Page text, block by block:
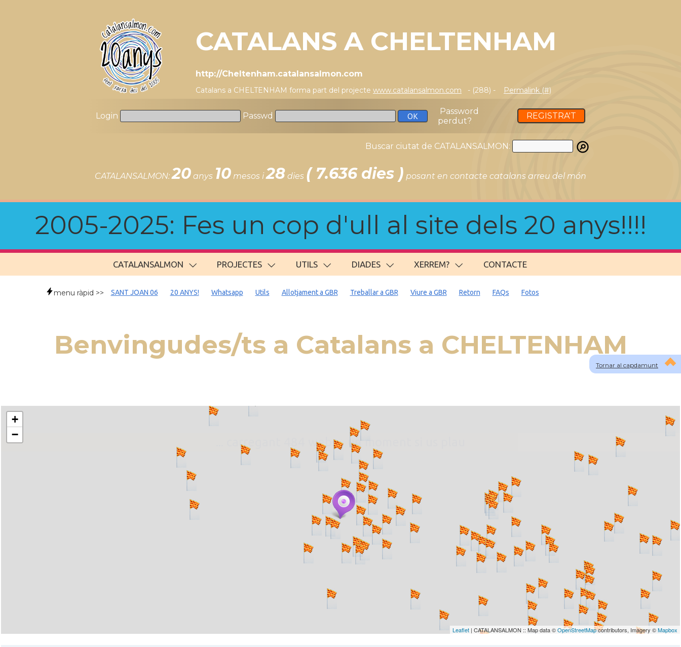
CATALANS A CHELTENHAM
http://Cheltenham.catalansalmon.com
Catalans a CHELTENHAM forma part del projecte www.catalansalmon.com - (288) - Permalink (#)
Login Passwd
Password
perdut?
REGISTRA'T
Buscar ciutat de CATALANSALMON:
CATALANSALMON:20 anys 10 mesos i28 dies ( 7.636 dies ) posant en contacte catalans arreu del món
2005-2025: Fes un cop d'ull al site dels 20 anys!!!!
CATALANSALMON PROJECTES UTILS DIADES XERREM? CONTACTE
Tornar al capdamunt
menu ràpid >> SANT JOAN 06 20 ANYS! Whatsapp Utils Allotjament a GBR Treballar a GBR Viure a GBR Retorn FAQs Fotos
Benvingudes/ts a Catalans a CHELTENHAM
... carregant 484 webs... un moment si us plau
+
−
Leaflet | CATALANSALMON :: Map data ©OpenStreetMapcontributors, Imagery ©Mapbox